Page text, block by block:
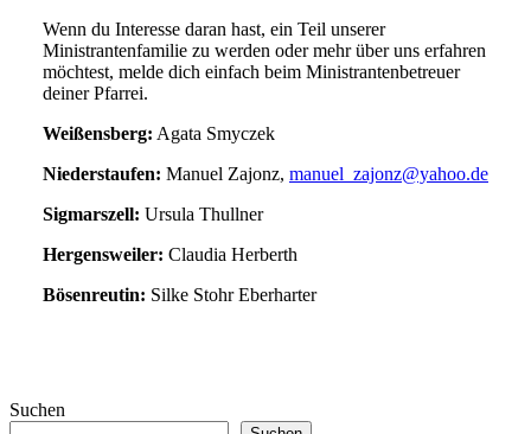
Wenn du Interesse daran hast, ein Teil unserer
Ministrantenfamilie zu werden oder mehr über uns erfahren
möchtest, melde dich einfach beim Ministrantenbetreuer
deiner Pfarrei.
Weißensberg: Agata Smyczek
Niederstaufen: Manuel Zajonz, manuel_zajonz@yahoo.de
Sigmarszell: Ursula Thullner
Hergensweiler: Claudia Herberth
Bösenreutin: Silke Stohr Eberharter
Suchen